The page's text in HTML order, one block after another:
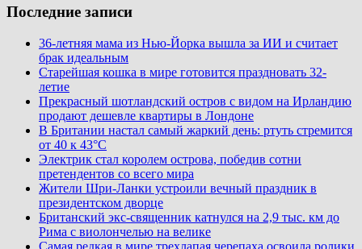
Последние записи
36-летняя мама из Нью-Йорка вышла за ИИ и считает
брак идеальным
Старейшая кошка в мире готовится праздновать 32-
летие
Прекрасный шотландский остров с видом на Ирландию
продают дешевле квартиры в Лондоне
В Британии настал самый жаркий день: ртуть стремится
от 40 к 43°C
Электрик стал королем острова, победив сотни
претендентов со всего мира
Жители Шри-Ланки устроили вечный праздник в
президентском дворце
Британский экс-священник катнулся на 2,9 тыс. км до
Рима с виолончелью на велике
Самая редкая в мире трехлапая черепаха освоила ролики